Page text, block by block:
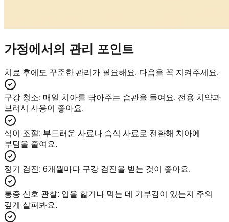
가정에서의 관리 포인트
치료 후에도 꾸준한 관리가 필요해요. 다음을 꼭 지켜주세요.
구강 청소: 매일 치아를 닦아주는 습관을 들여요. 전용 치약과
브러시 사용이 좋아요.
식이 조절: 부드러운 사료나 습식 사료로 전환해 치아에
부담을 줄여요.
정기 검진: 6개월마다 구강 검진을 받는 것이 좋아요.
통증 신호 관찰: 입을 핥거나 먹는 데 거부감이 있는지 주의
깊게 살펴봐요.